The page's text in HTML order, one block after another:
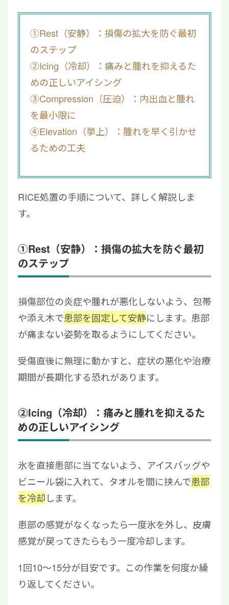
①Rest（安静）：損傷の拡大を防ぐ最初
のステップ
②Icing（冷却）：痛みと腫れを抑えるた
めの正しいアイシング
③Compression（圧迫）：内出血と腫れ
を最小限に
④Elevation（挙上）：腫れを早く引かせ
るための工夫
RICE処置の手順について、詳しく解説しま
す。
①Rest（安静）：損傷の拡大を防ぐ最初
のステップ
損傷部位の炎症や腫れが悪化しないよう、包帯
や添え木で患部を固定して安静にします。患部
が痛まない姿勢を取るようにしてください。
受傷直後に無理に動かすと、症状の悪化や治療
期間が長期化する恐れがあります。
⓶Icing（冷却）：痛みと腫れを抑えるた
めの正しいアイシング
氷を直接患部に当てないよう、アイスバッグや
ビニール袋に入れて、タオルを間に挟んで患部
を冷却します。
患部の感覚がなくなったら一度氷を外し、皮膚
感覚が戻ってきたらもう一度冷却します。
1回10～15分が目安です。この作業を何度か繰
り返してください。